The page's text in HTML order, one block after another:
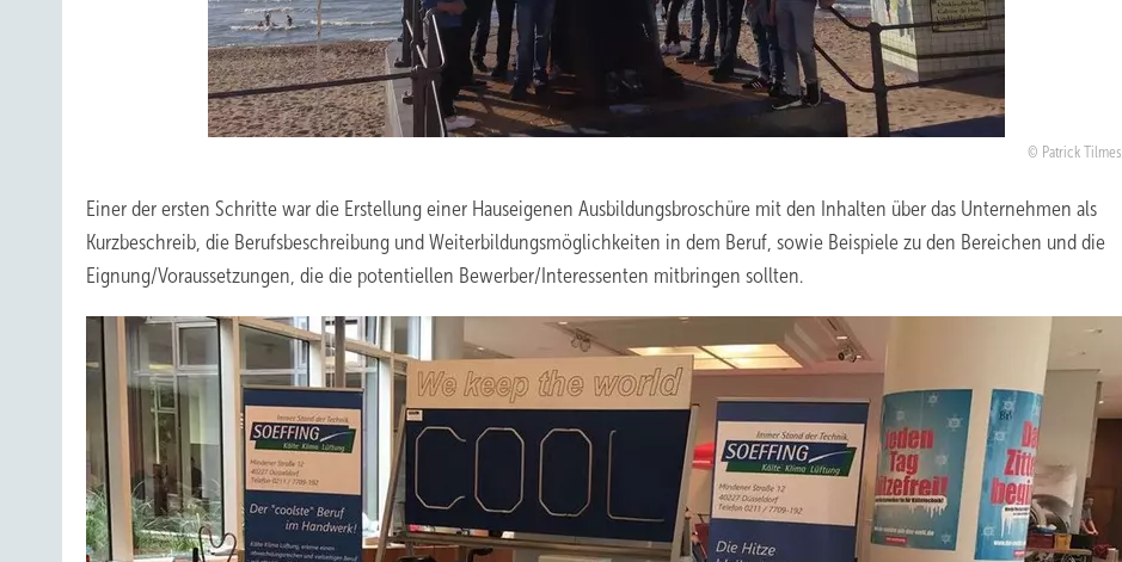
Patrick Tilmes
Einer der ersten Schritte war die Erstellung einer Hauseigenen Ausbildungsbroschüre mit den Inhalten über das Unternehmen als
Kurzbeschreib, die Berufsbeschreibung und Weiterbildungsmöglichkeiten in dem Beruf, sowie Beispiele zu den Bereichen und die
Eignung/Voraussetzungen, die die potentiellen Bewerber/Interessenten mitbringen sollten.